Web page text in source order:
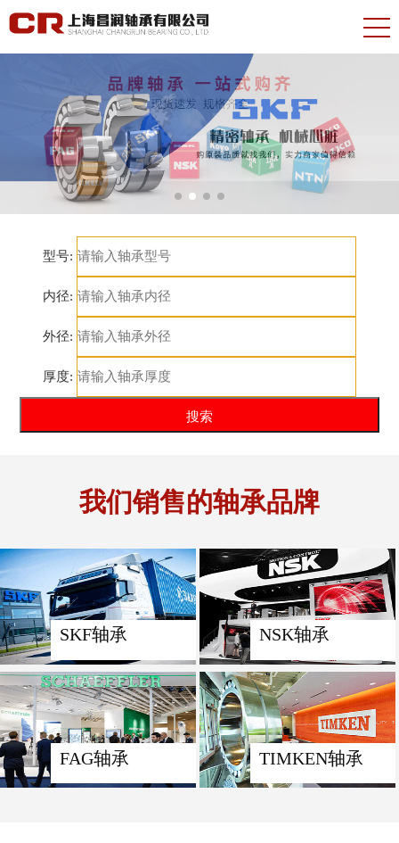
型号:
内径:
外径:
厚度:
我们销售的轴承品牌
SKF轴承 NSK轴承
FAG轴承 TIMKEN轴承